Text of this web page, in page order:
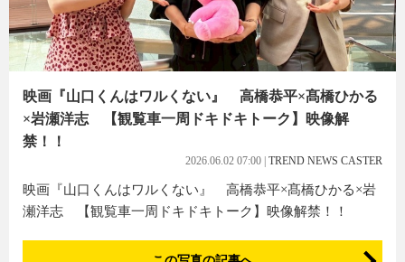
映画『山口くんはワルくない』 高橋恭平×髙橋ひかる
×岩瀬洋志 【観覧車一周ドキドキトーク】映像解
禁！！
2026.06.02 07:00 TREND NEWS CASTER
映画『山口くんはワルくない』 高橋恭平×髙橋ひかる×岩
瀬洋志 【観覧車一周ドキドキトーク】映像解禁！！